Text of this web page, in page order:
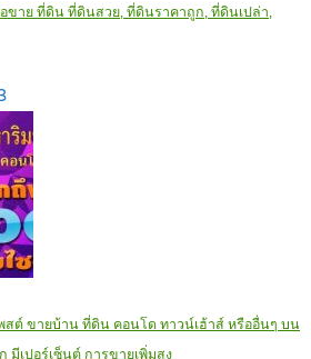
ขาย ที่ดิน ที่ดินสวย, ที่ดินราคาถูก, ที่ดินเปล่า,
สต์ ขายบ้าน ที่ดิน คอนโด ทาวน์เฮ้าส์ หรืออื่นๆ บน
มีเปอร์เซ็นต์ การขายเพิ่มสูง